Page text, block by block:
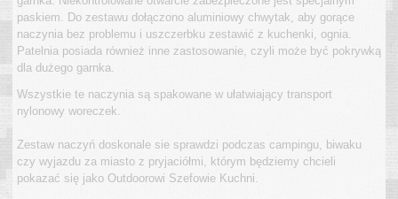
paskiem. Do zestawu dołączono aluminiowy chwytak, aby gorące
naczynia bez problemu i uszczerbku zestawić z kuchenki, ognia.
Patelnia posiada również inne zastosowanie, czyli może być pokrywką
dla dużego garnka.
Wszystkie te naczynia są spakowane w ułatwiający transport
nylonowy woreczek.
Zestaw naczyń doskonale sie sprawdzi podczas campingu, biwaku
czy wyjazdu za miasto z pryjaciółmi, którym będziemy chcieli
pokazać się jako Outdoorowi Szefowie Kuchni.